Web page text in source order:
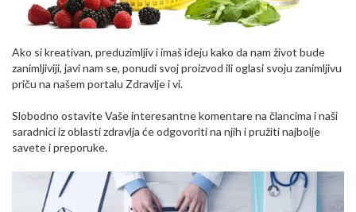
Ako si kreativan, preduzimljiv i imaš ideju kako da nam život bude
zanimljiviji, javi nam se, ponudi svoj proizvod ili oglasi svoju zanimljivu
priču na našem portalu Zdravlje i vi.
Slobodno ostavite Vaše interesantne komentare na člancima i naši
saradnici iz oblasti zdravlja će odgovoriti na njih i pružiti najbolje
savete i preporuke.